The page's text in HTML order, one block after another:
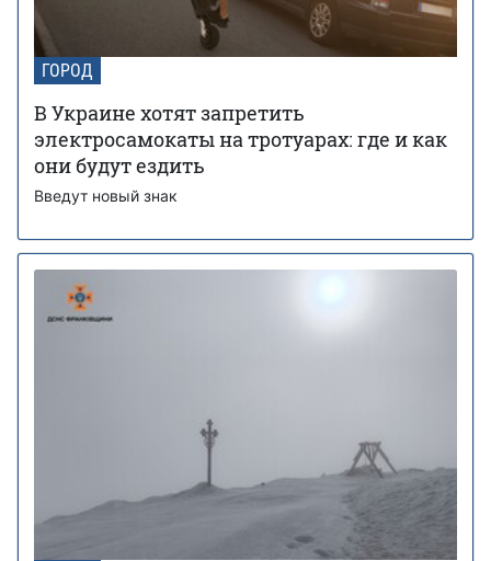
ГОРОД
В Украине хотят запретить
электросамокаты на тротуарах: где и как
они будут ездить
Введут новый знак